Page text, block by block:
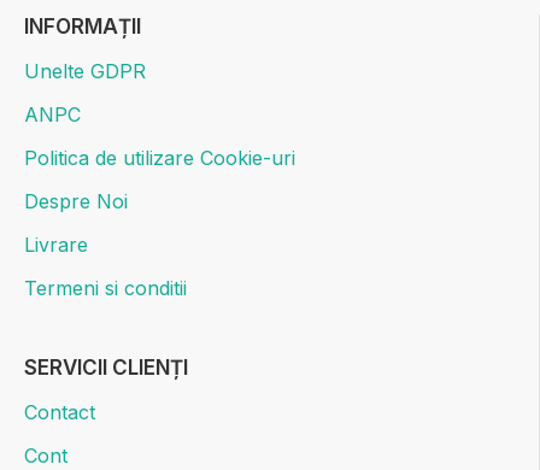
INFORMAȚII
Unelte GDPR
ANPC
Politica de utilizare Cookie-uri
Despre Noi
Livrare
Termeni si conditii
SERVICII CLIENȚI
Contact
Cont